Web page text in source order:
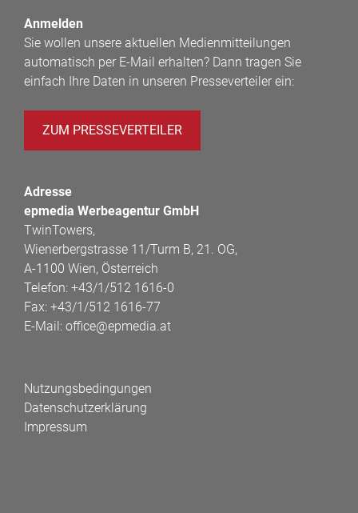
Anmelden
Sie wollen unsere aktuellen Medienmitteilungen
automatisch per E-Mail erhalten? Dann tragen Sie
einfach Ihre Daten in unseren Presseverteiler ein:
ZUM PRESSEVERTEILER
Adresse
epmedia Werbeagentur GmbH
TwinTowers,
Wienerbergstrasse 11/Turm B, 21. OG,
A-1100 Wien, Österreich
Telefon: +43/1/512 1616-0
Fax: +43/1/512 1616-77
E-Mail: office@epmedia.at
Nutzungsbedingungen
Datenschutzerklärung
Impressum